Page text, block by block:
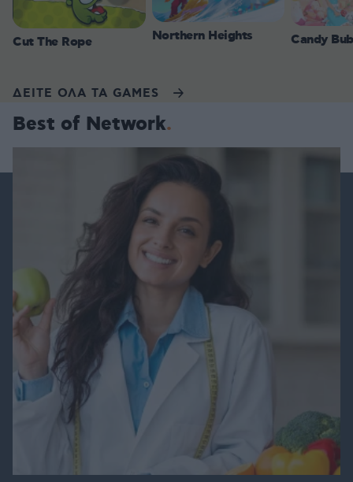
Cut The Rope Northern Heights Candy
ΔΕΙΤΕ ΟΛΑ ΤΑ GAMES
Best of Network